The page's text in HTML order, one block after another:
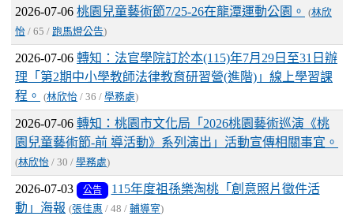
2026-07-06 桃園兒童藝術節7/25-26在龍潭運動公園。 (林欣
怡 / 65 / 跑馬燈公告)
2026-07-06 轉知：法官學院訂於本(115)年7月29日至31日辦
理「第2期中小學教師法律教育研習營(進階)」線上學習課
程。
(林欣怡 / 36 / 學務處)
2026-07-06 轉知：桃園市文化局「2026桃園藝術巡演《桃
園兒童藝術節-前 導活動》系列演出」活動宣傳相關事宜。
(林欣怡 / 30 / 學務處)
2026-07-03 公告
115年度祖孫樂淘桃「創意照片徵件活
動」海報 (張佳惠 / 48 / 輔導室)